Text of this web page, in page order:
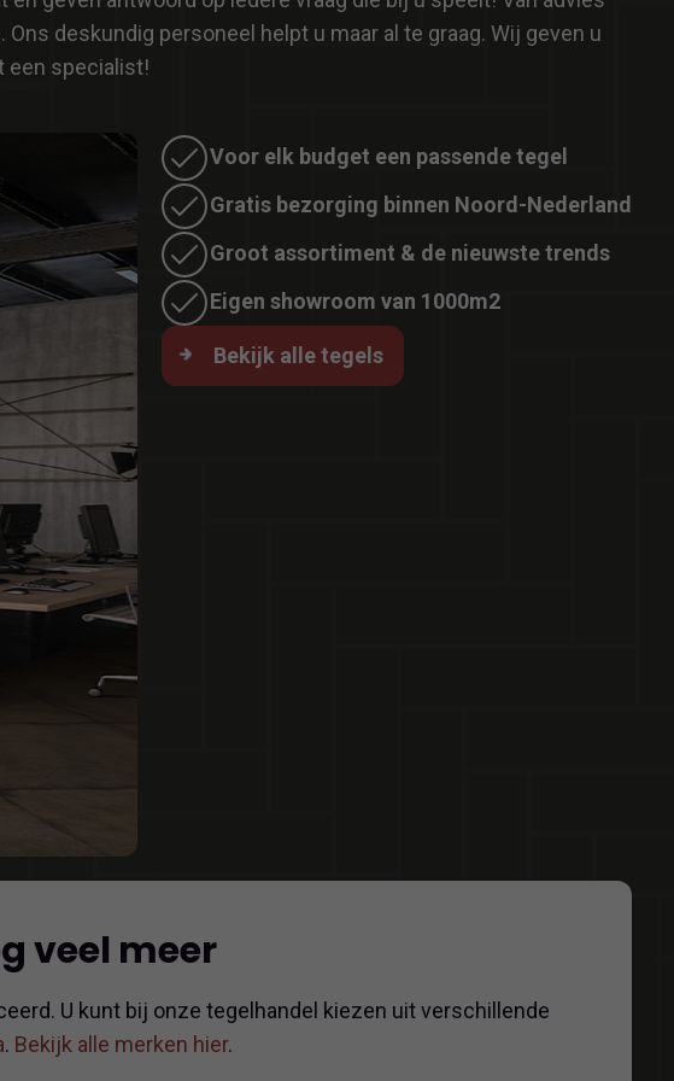
deskundig personeel helpt u maar al te graag. Wij geven u
een specialist!
Voor elk budget een passende tegel
Gratis bezorging binnen Noord-Nederland
Groot assortiment & de nieuwste trends
Eigen showroom van 1000m2
Bekijk alle tegels
veel meer
U kunt bij onze tegelhandel kiezen uit verschillende
. Bekijk alle merken hier.